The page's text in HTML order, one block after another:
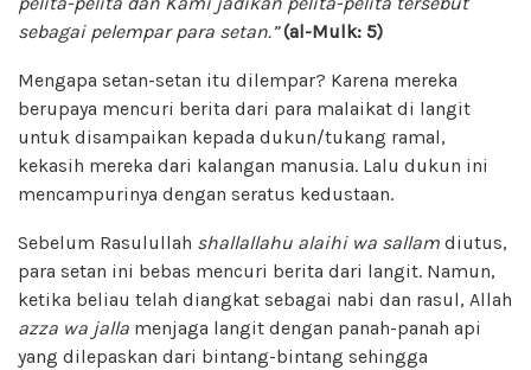
sebagai pelempar para setan.”(al-Mulk: 5)
Mengapa setan-setan itu dilempar? Karena mereka
berupaya mencuri berita dari para malaikat di langit
untuk disampaikan kepada dukun/tukang ramal,
kekasih mereka dari kalangan manusia. Lalu dukun ini
mencampurinya dengan seratus kedustaan.
Sebelum Rasulullah shallallahu alaihi wa sallam diutus,
para setan ini bebas mencuri berita dari langit. Namun,
ketika beliau telah diangkat sebagai nabi dan rasul, Allah
azza wa jalla menjaga langit dengan panah-panah api
yang dilepaskan dari bintang-bintang sehingga